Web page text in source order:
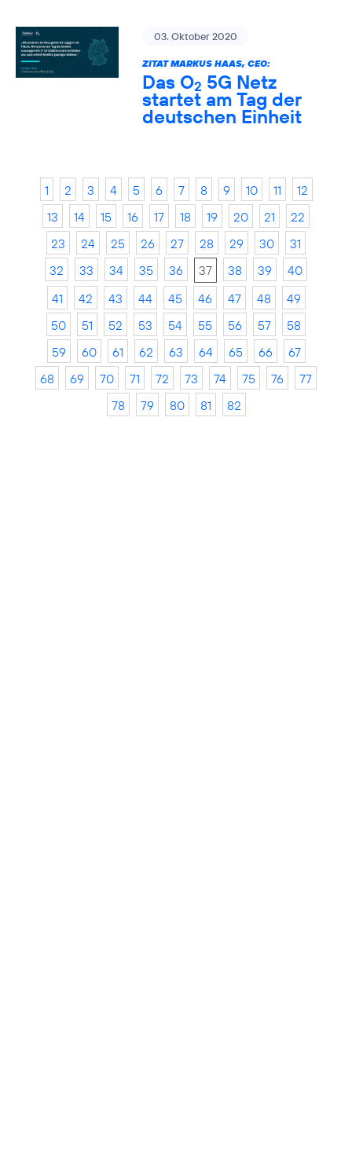
03. Oktober 2020
ZITAT MARKUS HAAS, CEO:
Das O2 5G Netz
startet am Tag der
deutschen Einheit
1 2 3 4 5 6 7 8 9 10 11
12
13
14 15 16 17 18 19 20 21
22
23
24 25 26 27 28 29 30
31
32
33 34 35 36 37 38 39
40
41
42 43 44 45 46 47 48
49
50
51 52 53 54 55 56 57
58
59
60 61 62 63 64 65 66
67
68
69 70 71 72 73 74 75 76
77
78
79 80 81 82